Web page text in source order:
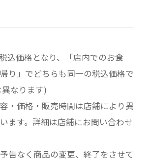
込価格となり、「店内でのお食
り」でどちらも同一の税込価格で
なります)
・価格・販売時間は店舗により異
ます。詳細は店舗にお問い合わせ
告なく商品の変更、終了をさせて